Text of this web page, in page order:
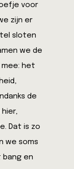
voor
zijn er
sloten
we de
mee: het
de
Dat is zo
we soms
bang en